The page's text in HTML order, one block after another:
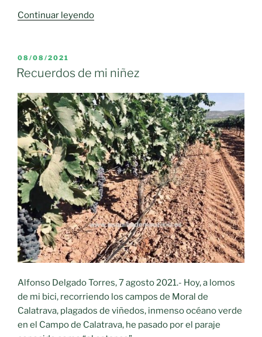
Continuar leyendo«El
considera
el
modelo
agrario
de
Castilla-
La
Mancha
es
“el
mejor
preparado
del
para
afrontar
el
cambio
PUBLICADO
EL
08/08/2021
Recuerdos de mi niñez
Alfonso Delgado Torres, 7 agosto 2021.- Hoy, a lomos
de mi bici, recorriendo los campos de Moral de
Calatrava, plagados de viñedos, inmenso océano verde
en el Campo de Calatrava, he pasado por el paraje